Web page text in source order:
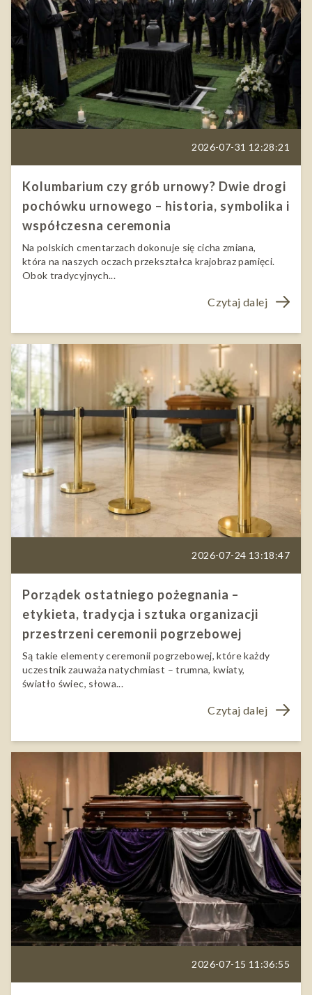
2026-07-31 12:28:21
Kolumbarium czy grób urnowy? Dwie drogi
pochówku urnowego – historia, symbolika i
współczesna ceremonia
Na polskich cmentarzach dokonuje się cicha zmiana,
która na naszych oczach przekształca krajobraz pamięci.
Obok tradycyjnych...
Czytaj dalej
2026-07-24 13:18:47
Porządek ostatniego pożegnania –
etykieta, tradycja i sztuka organizacji
przestrzeni ceremonii pogrzebowej
Są takie elementy ceremonii pogrzebowej, które każdy
uczestnik zauważa natychmiast – trumna, kwiaty,
światło świec, słowa...
Czytaj dalej
2026-07-15 11:36:55